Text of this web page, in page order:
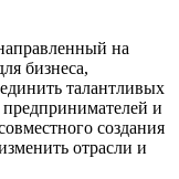
на
бизнеса,
талантливых
предпринимателей и
создания
отрасли и